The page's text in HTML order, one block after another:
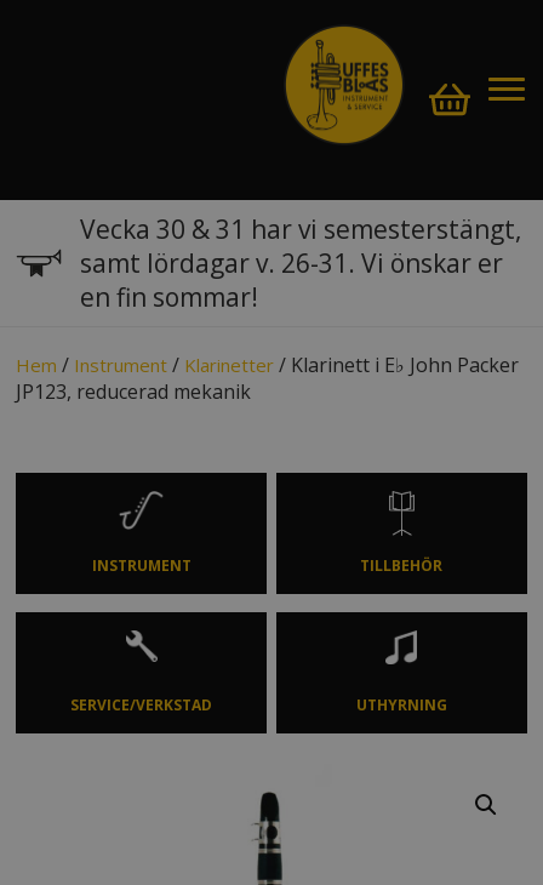
Vecka 30 & 31 har vi semesterstängt,
samt lördagar v. 26-31. Vi önskar er
en fin sommar!
Hem / Instrument / Klarinetter / Klarinett i E♭ John Packer
JP123, reducerad mekanik
INSTRUMENT TILLBEHÖR
SERVICE/VERKSTAD UTHYRNING